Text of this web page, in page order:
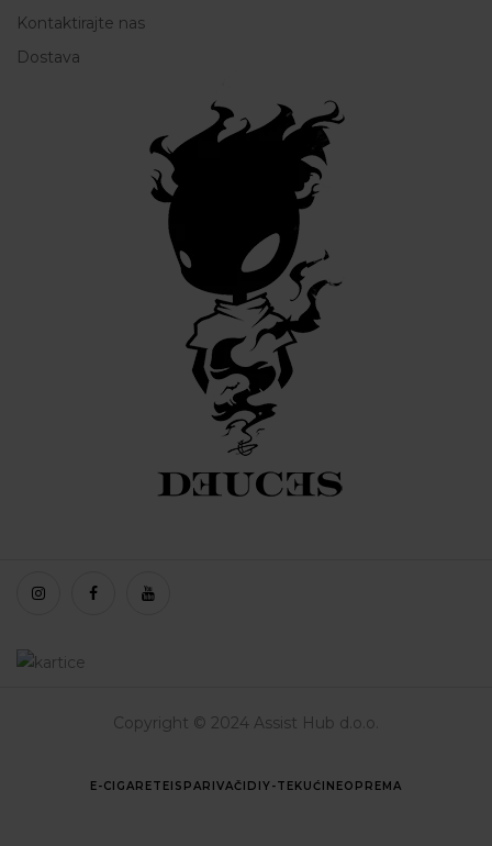
Kontaktirajte nas
Dostava
Copyright © 2024 Assist Hub d.o.o.
E-CIGARETEISPARIVAČI DIY-TEKUĆINEOPREMA